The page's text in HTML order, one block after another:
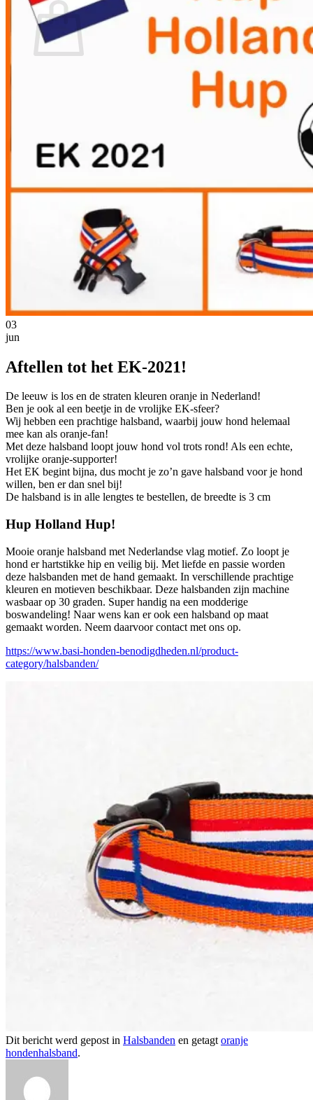
Geen producten in de winkelwagen.
03
jun
Aftellen tot het EK-2021!
De leeuw is los en de straten kleuren oranje in Nederland!
Ben je ook al een beetje in de vrolijke EK-sfeer?
Wij hebben een prachtige halsband, waarbij jouw hond helemaal
mee kan als oranje-fan!
Met deze halsband loopt jouw hond vol trots rond! Als een echte,
vrolijke oranje-supporter!
Het EK begint bijna, dus mocht je zo’n gave halsband voor je hond
willen, ben er dan snel bij!
De halsband is in alle lengtes te bestellen, de breedte is 3 cm
Hup Holland Hup!
Mooie oranje halsband met Nederlandse vlag motief. Zo loopt je
hond er hartstikke hip en veilig bij. Met liefde en passie worden
deze halsbanden met de hand gemaakt. In verschillende prachtige
kleuren en motieven beschikbaar. Deze halsbanden zijn machine
wasbaar op 30 graden. Super handig na een modderige
boswandeling! Naar wens kan er ook een halsband op maat
gemaakt worden. Neem daarvoor contact met ons op.
https://www.basi-honden-benodigdheden.nl/product-
category/halsbanden/
Dit bericht werd gepost in Halsbanden en getagt oranje
hondenhalsband.